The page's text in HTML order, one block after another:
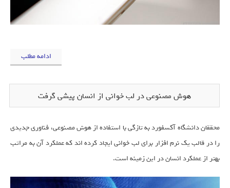
ادامه مطلب
هوش مصنوعی در لب خوانی از انسان پیشی گرفت
محققان دانشگاه آکسفورد به تازگی با استفاده از هوش مصنوعی، فناوری جدیدی
را در قالب یک نرم افزار برای لب خوانی ایجاد کرده اند که عملکرد آن به مراتب
بهتر از عملکرد انسان در این زمینه است.